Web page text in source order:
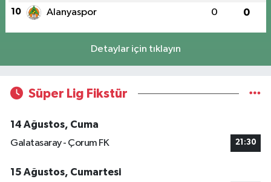
10 Alanyaspor 0 0
Detaylar için tıklayın
Süper Lig Fikstür
14 Ağustos, Cuma
Galatasaray - Çorum FK
21:30
15 Ağustos, Cumartesi